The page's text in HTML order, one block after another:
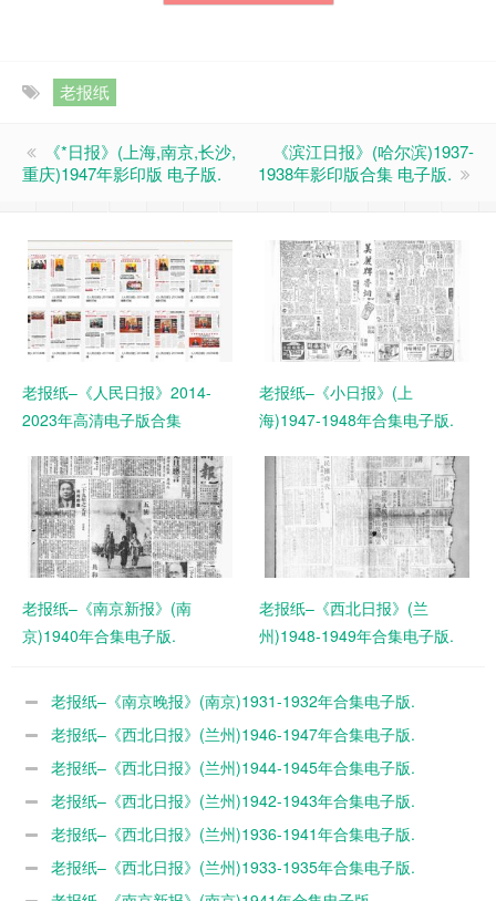
老报纸
《*日报》(上海,南京,长沙,
重庆)1947年影印版 电子版.
《滨江日报》(哈尔滨)1937-
1938年影印版合集 电子版.
老报纸–《人民日报》2014-
2023年高清电子版合集
老报纸–《小日报》(上
海)1947-1948年合集电子版.
老报纸–《南京新报》(南
京)1940年合集电子版.
老报纸–《西北日报》(兰
州)1948-1949年合集电子版.
老报纸–《南京晚报》(南京)1931-1932年合集电子版.
老报纸–《西北日报》(兰州)1946-1947年合集电子版.
老报纸–《西北日报》(兰州)1944-1945年合集电子版.
老报纸–《西北日报》(兰州)1942-1943年合集电子版.
老报纸–《西北日报》(兰州)1936-1941年合集电子版.
老报纸–《西北日报》(兰州)1933-1935年合集电子版.